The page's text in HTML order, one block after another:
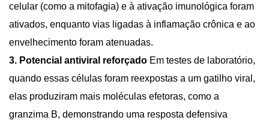
celular (como a mitofagia) e à ativação imunológica foram
ativados, enquanto vias ligadas à inflamação crônica e ao
envelhecimento foram atenuadas.
3. Potencial antiviral reforçado Em testes de laboratório,
quando essas células foram reexpostas a um gatilho viral,
elas produziram mais moléculas efetoras, como a
granzima B, demonstrando uma resposta defensiva